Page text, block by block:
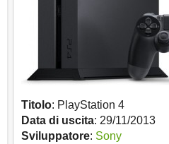
Titolo: PlayStation 4
Data di uscita: 29/11/2013
Sviluppatore: Sony